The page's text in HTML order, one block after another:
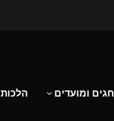
חגים ומועדים הלכות